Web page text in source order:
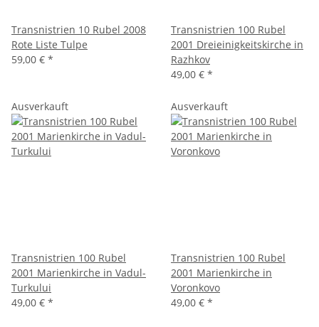
Transnistrien 10 Rubel 2008
Rote Liste Tulpe
59,00 € *
Transnistrien 100 Rubel
2001 Dreieinigkeitskirche in
Razhkov
49,00 € *
Ausverkauft
Transnistrien 100 Rubel
2001 Marienkirche in Vadul-
Turkului
49,00 € *
Ausverkauft
Transnistrien 100 Rubel
2001 Marienkirche in
Voronkovo
49,00 € *